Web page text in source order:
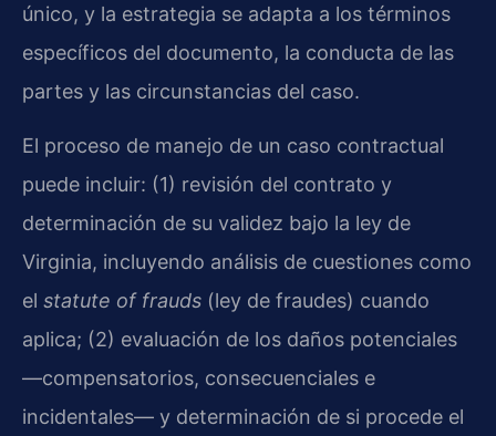
único, y la estrategia se adapta a los términos
específicos del documento, la conducta de las
partes y las circunstancias del caso.
El proceso de manejo de un caso contractual
puede incluir: (1) revisión del contrato y
determinación de su validez bajo la ley de
Virginia, incluyendo análisis de cuestiones como
el statute of frauds (ley de fraudes) cuando
aplica; (2) evaluación de los daños potenciales
—compensatorios, consecuenciales e
incidentales— y determinación de si procede el